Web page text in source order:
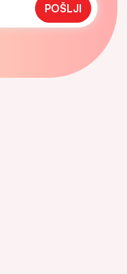
POŠLJI